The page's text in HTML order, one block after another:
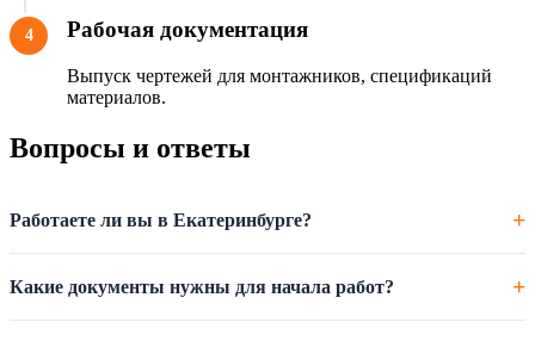
4 Рабочая документация
Выпуск чертежей для монтажников, спецификаций
материалов.
Вопросы и ответы
Работаете ли вы в Екатеринбурге?
Какие документы нужны для начала работ?